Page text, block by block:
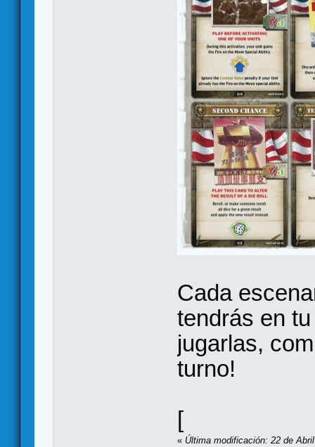
Cada
tendrás en
jugarlas,
turno!
[
« Última modificación: 22 de